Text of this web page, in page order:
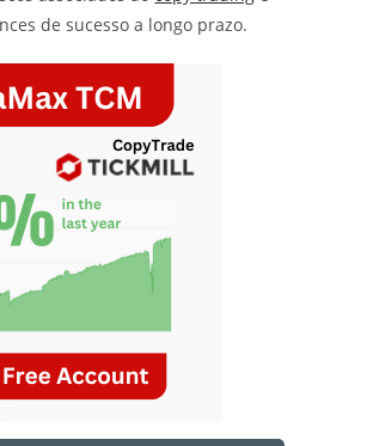
de sucesso a longo prazo.